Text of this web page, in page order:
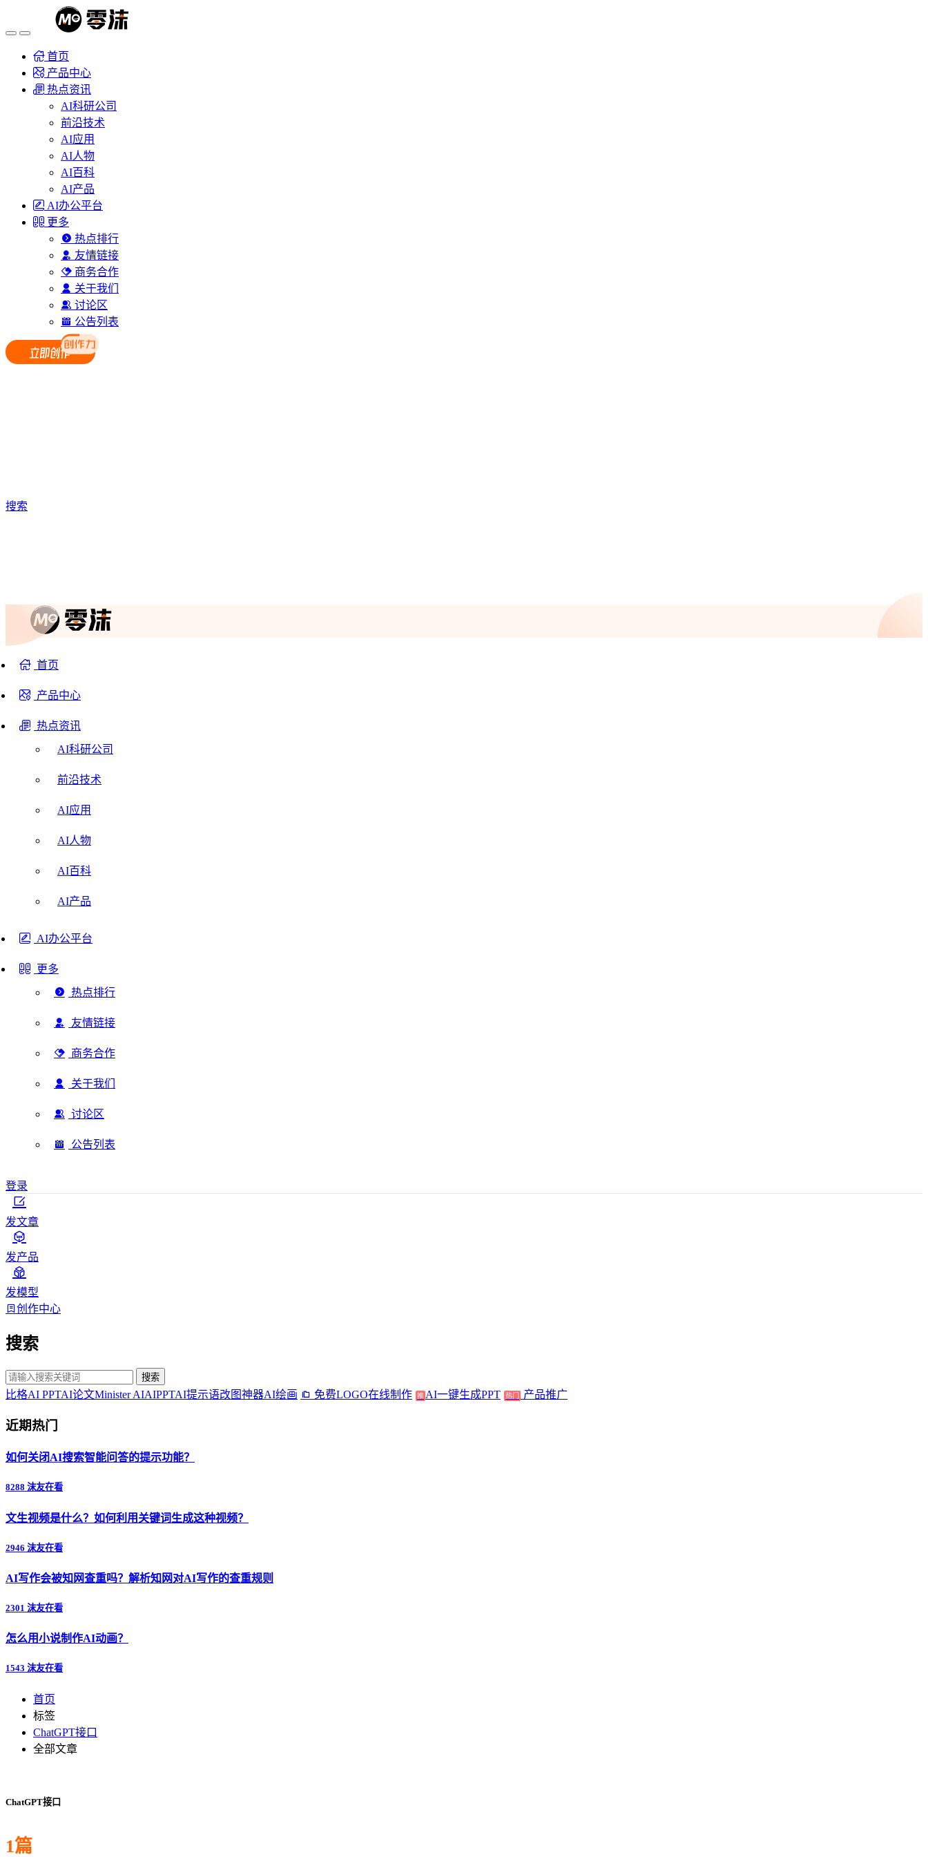
首页
产品中心
热点资讯
AI科研公司
前沿技术
AI应用
AI人物
AI百科
AI产品
AI办公平台
更多
热点排行
友情链接
商务合作
关于我们
讨论区
公告列表
搜索
首页
产品中心
热点资讯
AI科研公司
前沿技术
AI应用
AI人物
AI百科
AI产品
AI办公平台
更多
热点排行
友情链接
商务合作
关于我们
讨论区
公告列表
登录
发文章
发产品
发模型
创作中心
搜索
搜索
比格AI PPTAI论文Minister AIAIPPTAI提示语改图神器AI绘画 免费LOGO在线制作 推 AI一键生成PPT 热门 产品推广
近期热门
如何关闭AI搜索智能问答的提示功能？
8288 沫友在看
文生视频是什么？如何利用关键词生成这种视频？
2946 沫友在看
AI写作会被知网查重吗？解析知网对AI写作的查重规则
2301 沫友在看
怎么用小说制作AI动画？
1543 沫友在看
首页
标签
ChatGPT接口
全部文章
ChatGPT接口
1篇